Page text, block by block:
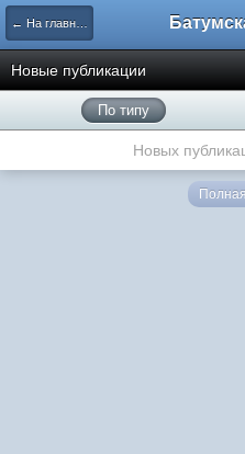
← На главную
Новые публикации
По типу
Новых